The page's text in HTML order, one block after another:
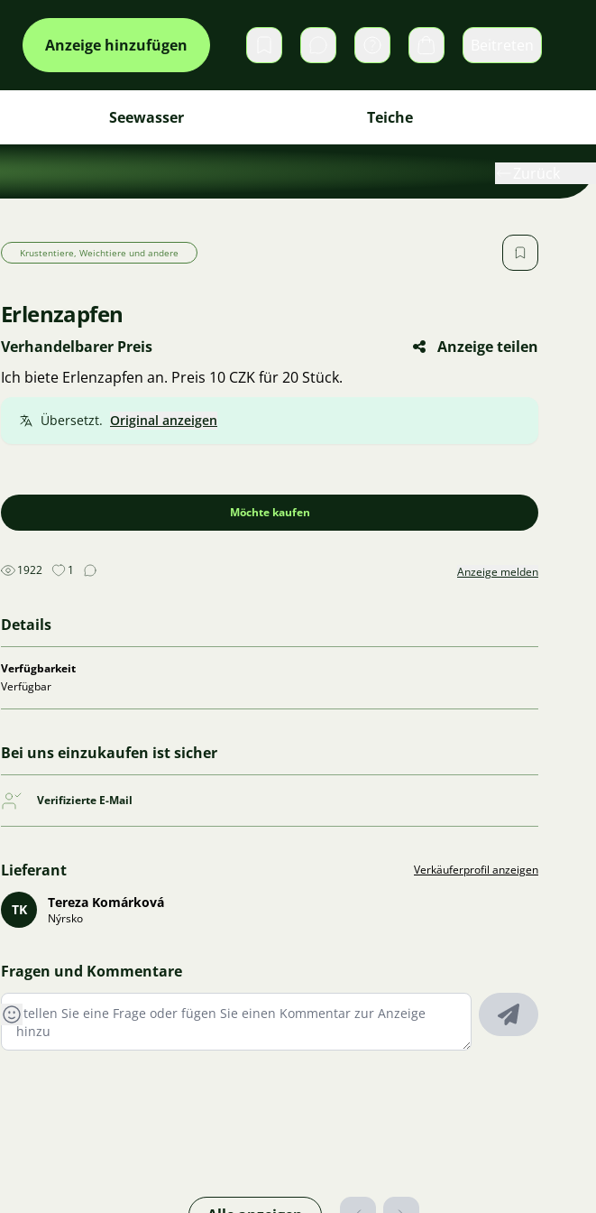
Anzeige hinzufügen DirektnachrichtenWarenkorb
Seewasser Teiche
Krustentiere, Weichtiere und andere
Erlenzapfen
Verhandelbarer Preis
Anzeige teilen
Ich biete Erlenzapfen an. Preis 10 CZK für 20 Stück.
Übersetzt. Original anzeigen
Möchte kaufen
1922 1 Anzeige melden
Details
Verfügbarkeit
Verfügbar
Bei uns einzukaufen ist sicher
Verifizierte E-Mail
Lieferant Verkäuferprofil anzeigen
TK Tereza Komárková
Nýrsko
Fragen und Kommentare